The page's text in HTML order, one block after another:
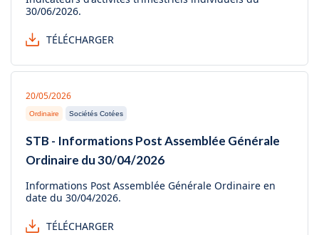
30/06/2026.
TÉLÉCHARGER
20/05/2026
Ordinaire Sociétés Cotées
STB - Informations Post Assemblée Générale
Ordinaire du 30/04/2026
Informations Post Assemblée Générale Ordinaire en
date du 30/04/2026.
TÉLÉCHARGER